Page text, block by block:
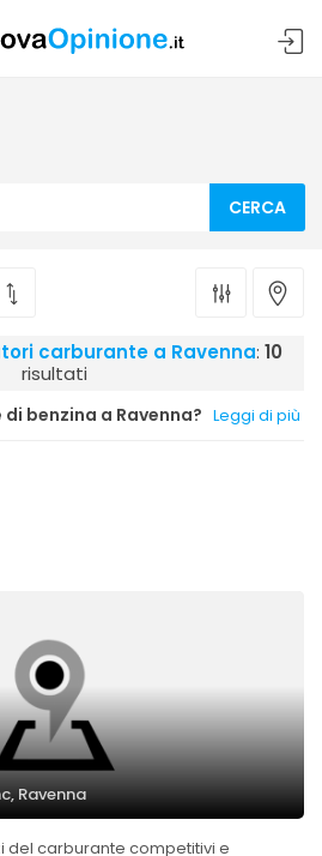
CERCA
carburante a Ravenna: 10
risultati
benzina a Ravenna? Leggi di più
Ravenna